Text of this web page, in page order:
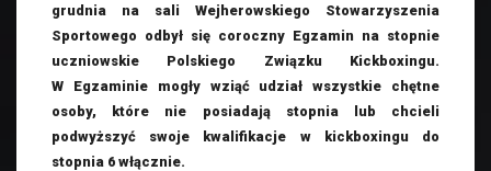
grudnia na sali Wejherowskiego Stowarzyszenia
Sportowego odbył się coroczny Egzamin na stopnie
uczniowskie Polskiego Związku Kickboxingu.
W Egzaminie mogły wziąć udział wszystkie chętne
osoby, które nie posiadają stopnia lub chcieli
podwyższyć swoje kwalifikacje w kickboxingu do
stopnia 6 włącznie.